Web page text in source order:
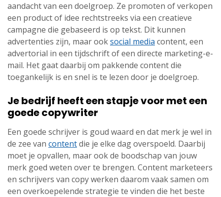
aandacht van een doelgroep. Ze promoten of verkopen
een product of idee rechtstreeks via een creatieve
campagne die gebaseerd is op tekst. Dit kunnen
advertenties zijn, maar ooksocial media content, een
advertorial in een tijdschrift of een directe marketing-e-
mail. Het gaat daarbij om pakkende content die
toegankelijk is en snel is te lezen door je doelgroep.
Je bedrijf heeft een stapje voor met een
goede copywriter
Een goede schrijver is goud waard en dat merk je wel in
de zee van contentdie je elke dag overspoeld. Daarbij
moet je opvallen, maar ook de boodschap van jouw
merk goed weten over te brengen. Content marketeers
en schrijvers van copy werken daarom vaak samen om
een overkoepelende strategie te vinden die het beste